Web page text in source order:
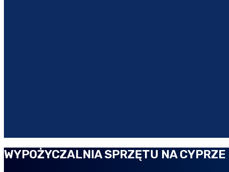
WYPOŻYCZALNIA SPRZĘTU NA CYPRZE